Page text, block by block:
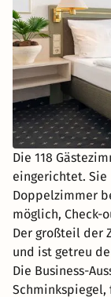
Die 118
eingerichtet. Sie
Doppelzimmer
möglich, Check-
Der großteil der
und ist getreu
Die Business-
Schminkspiegel,